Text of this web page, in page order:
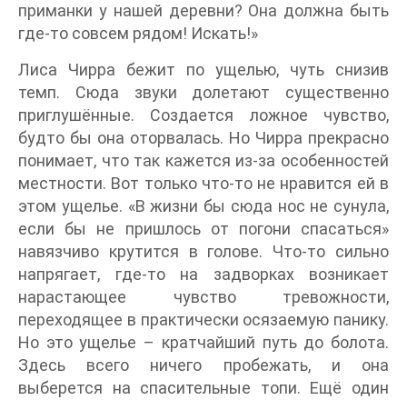
приманки у нашей деревни? Она должна быть
где-то совсем рядом! Искать!»
Лиса Чирра бежит по ущелью, чуть снизив
темп. Сюда звуки долетают существенно
приглушённые. Создается ложное чувство,
будто бы она оторвалась. Но Чирра прекрасно
понимает, что так кажется из-за особенностей
местности. Вот только что-то не нравится ей в
этом ущелье. «В жизни бы сюда нос не сунула,
если бы не пришлось от погони спасаться»
навязчиво крутится в голове. Что-то сильно
напрягает, где-то на задворках возникает
нарастающее чувство тревожности,
переходящее в практически осязаемую панику.
Но это ущелье – кратчайший путь до болота.
Здесь всего ничего пробежать, и она
выберется на спасительные топи. Ещё один